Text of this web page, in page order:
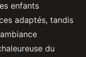
enfants
adaptés, tandis
du